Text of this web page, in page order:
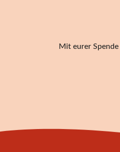
Mit eurer